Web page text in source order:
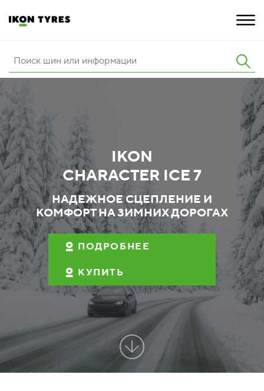
ИННОВАЦИИ
РАСШИРЕННАЯ ГАРАНТИЯ
О КОМПАНИИ
КАРЬЕРА
ПОКУПКА И АКЦИИ
IKON
CHARACTER ICE 7
НАДЕЖНОЕ СЦЕПЛЕНИЕ И
КОМФОРТ НА ЗИМНИХ ДОРОГАХ
ПОДРОБНЕЕ
КУПИТЬ